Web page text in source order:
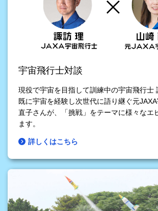
宇宙飛行士対談
現役で宇宙を目指して訓練中の宇宙飛行士
既に宇宙を経験し次世代に語り継ぐ元
直子さんが、「挑戦」をテーマに様々なエ
ます。
詳しくはこちら